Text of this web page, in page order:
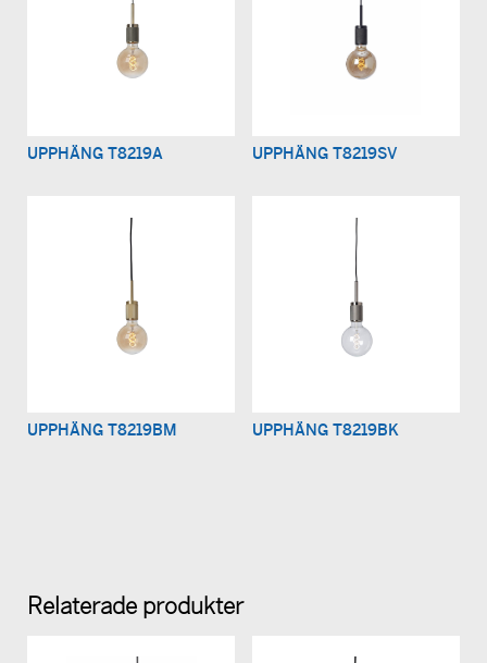
UPPHÄNG T8219A UPPHÄNG T8219SV
UPPHÄNG T8219BM UPPHÄNG T8219BK
Relaterade produkter